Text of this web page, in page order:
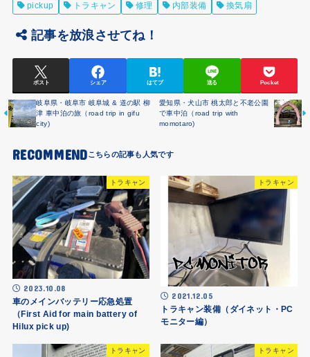
pickup
トラキャン 修理 内部装備 換気扇
記事を放浪させてね！
ポスト シェア はてブ 送る Pocket
岐阜県・岐阜市 岐阜城 & 道の駅 柳
津 車中泊の旅（road trip in gifu
city)
愛知県・犬山市 桃太郎と不老公園
で車中泊（road trip with
momotaro)
RECOMMEND
トラキャン
2023.10.08
車のメインバッテリー応急処置
（First Aid for main battery of
Hilux pick up)
トラキャン
2021.12.05
トラキャン装備（ダイネット・PC
モニター編）
トラキャン トラキャン